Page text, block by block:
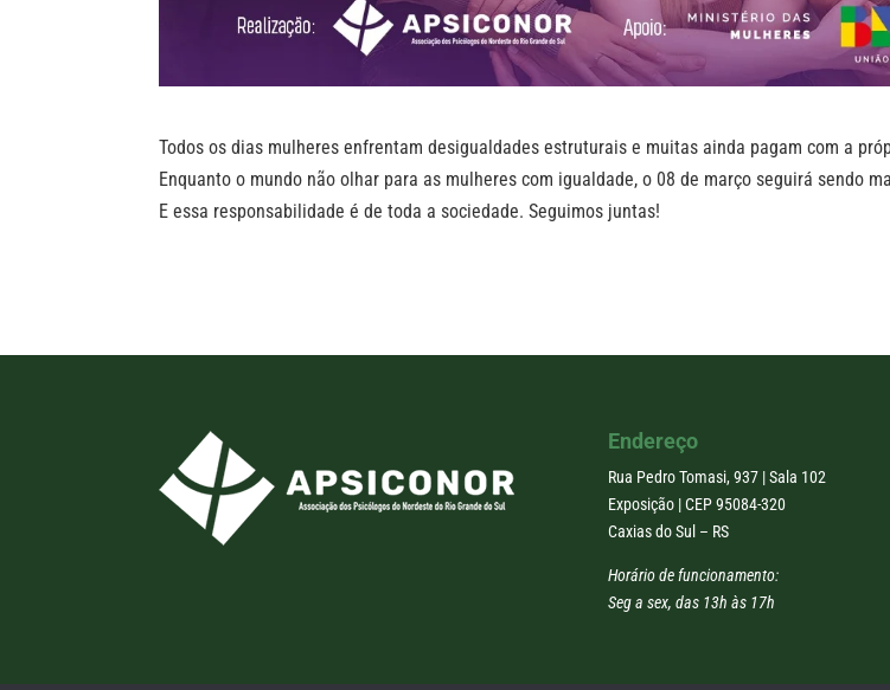
Todos os dias mulheres enfrentam desigualdades estruturais e muitas ainda pagam com a
Enquanto o mundo não olhar para as mulheres com igualdade, o 08 de março seguirá sendo
E essa responsabilidade é de toda a sociedade. Seguimos juntas!
Endereço
Rua Pedro Tomasi, 937 | Sala 102
Exposição | CEP 95084-320
Caxias do Sul – RS
Horário de funcionamento:
Seg a sex, das 13h às 17h